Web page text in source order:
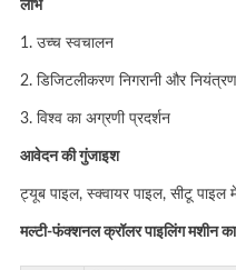
लाभ
1. उच्च स्वचालन
2. डिजिटलीकरण निगरानी और
3. विश्व का अग्रणी प्रदर्शन
आवेदन की गुंजाइश
ट्यूब पाइल, स्क्वायर पाइल, सीटू पाइल
मल्टी-फंक्शनल क्रॉलर पाइलिंग मशीन